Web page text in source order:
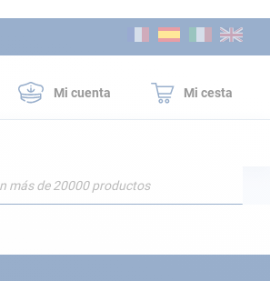
Mi cuenta Mi cesta